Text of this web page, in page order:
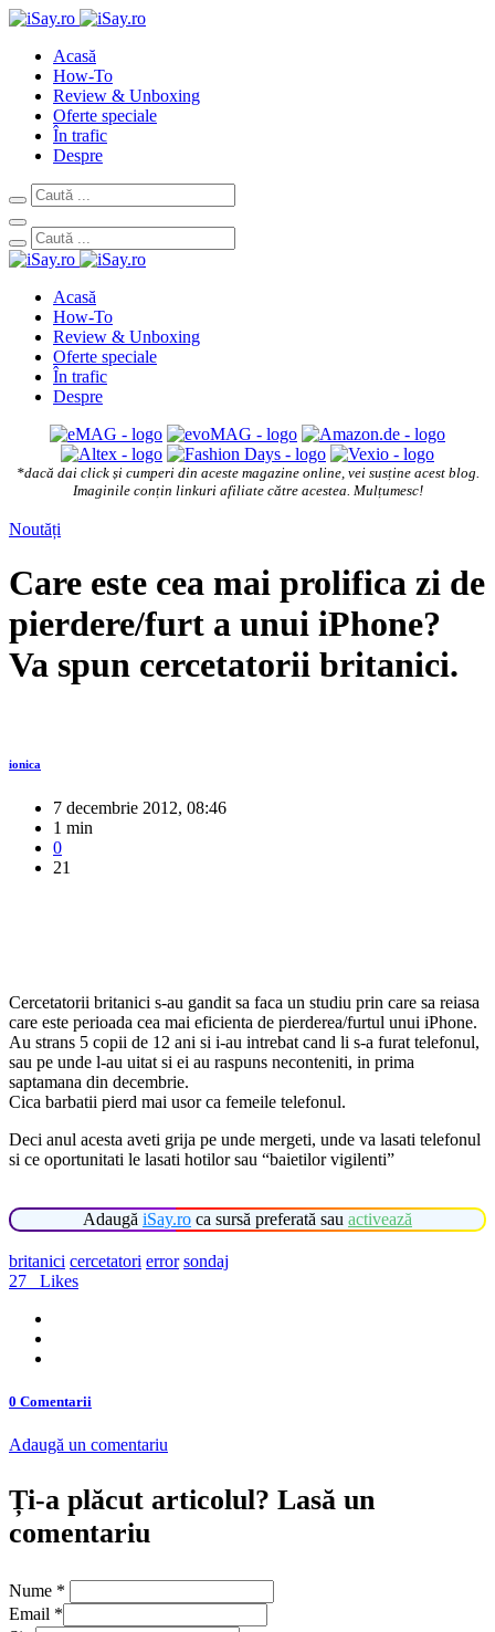
Acasă
How-To
Review & Unboxing
Oferte speciale
În trafic
Despre
Acasă
How-To
Review & Unboxing
Oferte speciale
În trafic
Despre
*dacă dai click și cumperi din aceste magazine online, vei susține acest blog.
Imaginile conțin linkuri afiliate către acestea. Mulțumesc!
Noutăți
Care este cea mai prolifica zi de
pierdere/furt a unui iPhone?
Va spun cercetatorii britanici.
ionica
7 decembrie 2012, 08:46
1 min
0
21
Cercetatorii britanici s-au gandit sa faca un studiu prin care sa reiasa
care este perioada cea mai eficienta de pierderea/furtul unui iPhone.
Au strans 5 copii de 12 ani si i-au intrebat cand li s-a furat telefonul,
sau pe unde l-au uitat si ei au raspuns neconteniti, in prima
saptamana din decembrie.
Cica barbatii pierd mai usor ca femeile telefonul.
Deci anul acesta aveti grija pe unde mergeti, unde va lasati telefonul
si ce oportunitati le lasati hotilor sau “baietilor vigilenti”
Adaugă iSay.ro ca sursă preferată sau activează
britanici cercetatori error sondaj
27
Likes
0 Comentarii
Adaugă un comentariu
Ți-a plăcut articolul? Lasă un
comentariu
Nume *
Email *